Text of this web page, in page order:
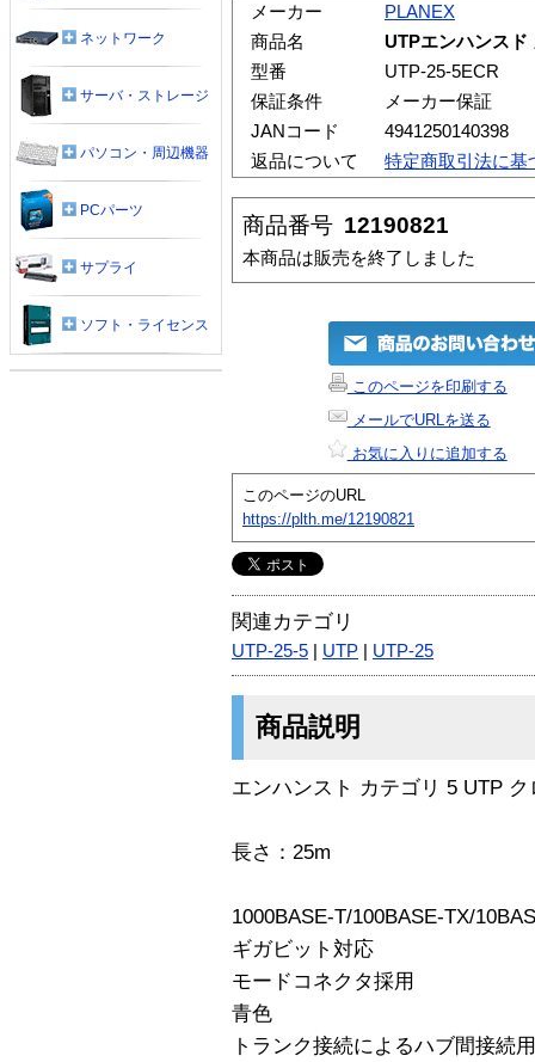
メーカー
PLANEX
商品名
UTPエンハンス
型番
UTP-25-5ECR
保証条件
メーカー保証
JANコード
4941250140398
返品について
特定商取引法に基
商品番号 12190821
本商品は販売を終了しました
このページを印刷する
メールでURLを送る
お気に入りに追加する
このページのURL
https://plth.me/12190821
関連カテゴリ
UTP-25-5 UTP UTP-25
商品説明
エンハンスト カテゴリ 5 UTP
長さ：25m
1000BASE-T/100BASE-TX/
ギガビット対応
モードコネクタ採用
青色
トランク接続によるハブ間接続用
ネットワーク
サーバ・ストレージ
パソコン・周辺機器
PCパーツ
サプライ
ソフト・ライセンス